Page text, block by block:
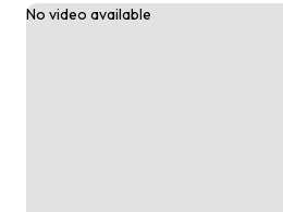
No video available